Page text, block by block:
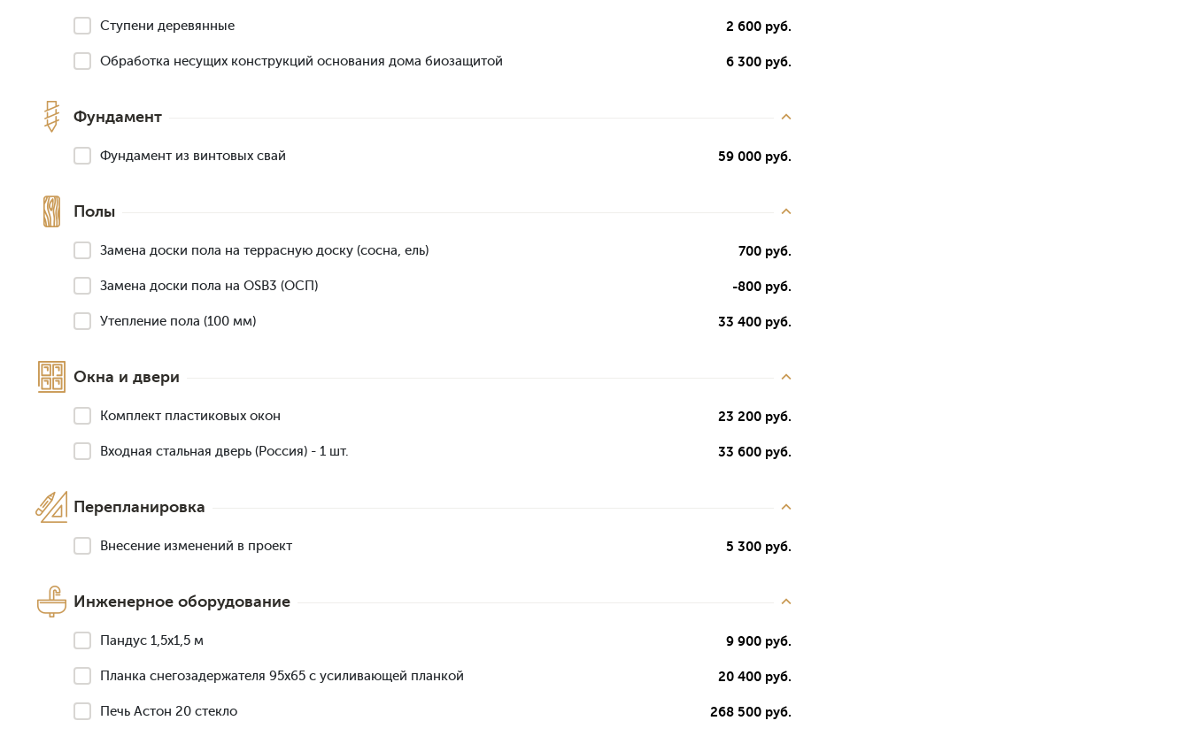
Ступени деревянные 2 600 руб.
Обработка несущих конструкций основания дома биозащитой 6 300 руб.
Фундамент
Фундамент из винтовых свай 59 000 руб.
Полы
Замена доски пола на террасную доску (сосна, ель) 700 руб.
Замена доски пола на OSB3 (ОСП) -800 руб.
Утепление пола (100 мм) 33 400 руб.
Окна и двери
Комплект пластиковых окон 23 200 руб.
Входная стальная дверь (Россия) - 1 шт. 33 600 руб.
Перепланировка
Внесение изменений в проект 5 300 руб.
Инженерное оборудование
Пандус 1,5х1,5 м 9 900 руб.
Планка снегозадержателя 95х65 с усиливающей планкой 20 400 руб.
Печь Астон 20 стекло 268 500 руб.